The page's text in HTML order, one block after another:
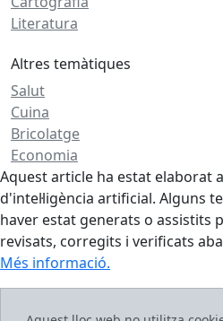
Literatura
Altres temàtiques
Salut
Cuina
Bricolatge
Economia
Aquest article ha estat elaborat
d'intel·ligència artificial. Alguns
haver estat generats o assistits
revisats, corregits i verificats
Més informació.